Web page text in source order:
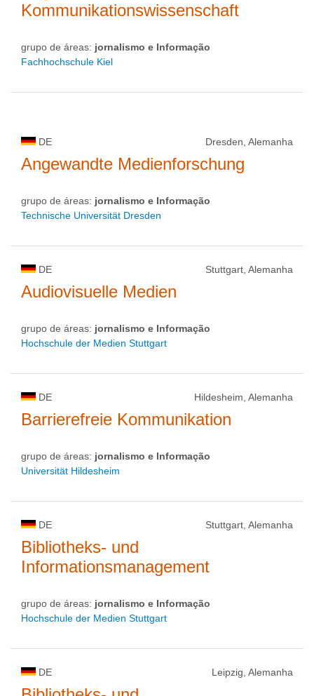
Kommunikationswissenschaft
grupo de áreas: jornalismo e Informação
Fachhochschule Kiel
DE Dresden, Alemanha
Angewandte Medienforschung
grupo de áreas: jornalismo e Informação
Technische Universität Dresden
DE Stuttgart, Alemanha
Audiovisuelle Medien
grupo de áreas: jornalismo e Informação
Hochschule der Medien Stuttgart
DE Hildesheim, Alemanha
Barrierefreie Kommunikation
grupo de áreas: jornalismo e Informação
Universität Hildesheim
DE Stuttgart, Alemanha
Bibliotheks- und
Informationsmanagement
grupo de áreas: jornalismo e Informação
Hochschule der Medien Stuttgart
DE Leipzig, Alemanha